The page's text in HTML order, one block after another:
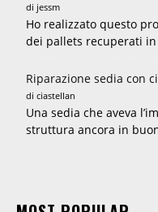
di jessm
Ho realizzato questo
dei pallets recuperati
Riparazione sedia con
di ciastellan
Una sedia che aveva
struttura ancora in